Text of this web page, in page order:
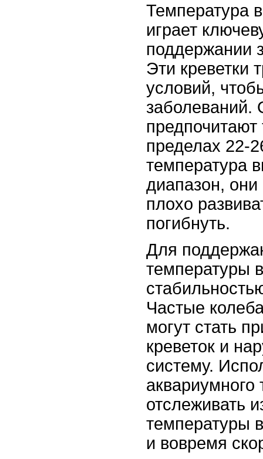
Температура
играет
поддержании
Эти креветки
условий,
пределах 22-
температура
диапазон,
плохо
погибнуть.
Для
температуры
Частые
могут стать
креветок и
систему.
отслеживать
температуры
и вовремя